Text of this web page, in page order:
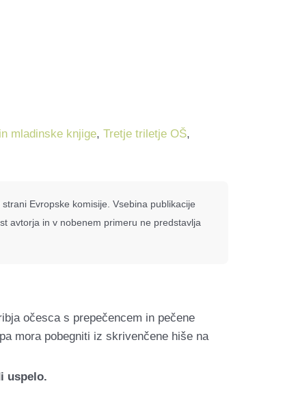
mladinske knjige, Tretje triletje OŠ,
Evropske komisije. Vsebina publikacije
avtorja in v nobenem primeru ne predstavlja
očesca s prepečencem in pečene
mora pobegniti iz skrivenčene hiše na
uspelo.